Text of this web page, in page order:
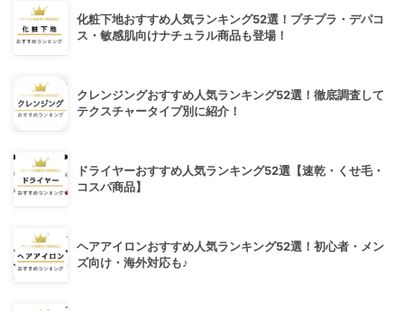
化粧下地おすすめ人気ランキング52選！プチプラ・デパコ
ス・敏感肌向けナチュラル商品も登場！
クレンジングおすすめ人気ランキング52選！徹底調査して
テクスチャータイプ別に紹介！
ドライヤーおすすめ人気ランキング52選【速乾・くせ毛・
コスパ商品】
ヘアアイロンおすすめ人気ランキング52選！初心者・メン
ズ向け・海外対応も♪